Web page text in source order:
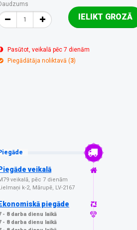
IELIKT GROZĀ
Pasūtot, veikalā pēc 7 dienām
Piegādātāja noliktavā (3)
Piegāde
Piegāde veikalā
veikalā, pēc 7 dienām
k-2, Mārupē, LV-2167
Ekonomiskā piegāde
- 8 darba dienu laikā
- 8 darba dienu laikā